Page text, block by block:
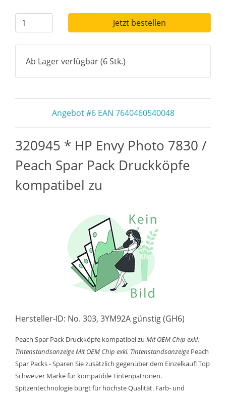
Jetzt bestellen
Ab Lager verfügbar (6 Stk.)
Angebot #6 EAN 7640460540048
320945 * HP Envy Photo 7830 /
Peach Spar Pack Druckköpfe
kompatibel zu
Hersteller-ID: No. 303, 3YM92A günstig (GH6)
Peach Spar Pack Druckköpfe kompatibel zu Mit OEM Chip exkl.
TintenstandsanzeigeMit OEM Chip exkl. Tintenstandsanzeige Peach
Spar Packs - Sparen Sie zusätzlich gegenüber dem Einzelkauf! Top
Schweizer Marke für kompatible Tintenpatronen.
Spitzentechnologie bürgt für höchste Qualität. Farb- und